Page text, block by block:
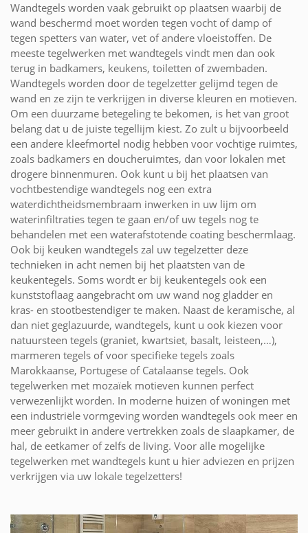
Wandtegels worden vaak gebruikt op plaatsen waarbij de
wand beschermd moet worden tegen vocht of damp of
tegen spetters van water, vet of andere vloeistoffen. De
meeste tegelwerken met wandtegels vindt men dan ook
terug in badkamers, keukens, toiletten of zwembaden.
Wandtegels worden door de tegelzetter gelijmd tegen de
wand en ze zijn te verkrijgen in diverse kleuren en motieven.
Om een duurzame betegeling te bekomen, is het van groot
belang dat u de juiste tegellijm kiest. Zo zult u bijvoorbeeld
een andere kleefmortel nodig hebben voor vochtige ruimtes,
zoals badkamers en doucheruimtes, dan voor lokalen met
drogere binnenmuren. Ook kunt u bij het plaatsen van
vochtbestendige wandtegels nog een extra
waterdichtheidsmembraam inwerken in uw lijm om
waterinfiltraties tegen te gaan en/of uw tegels nog te
behandelen met een waterafstotende coating beschermlaag.
Ook bij keuken wandtegels zal uw tegelzetter deze
technieken in acht nemen bij het plaatsten van de
keukentegels. Soms wordt er bij keukentegels ook een
kunststoflaag aangebracht om uw wand nog gladder en
kras- en stootbestendiger te maken. Naast de keramische, al
dan niet geglazuurde, wandtegels, kunt u ook kiezen voor
natuursteen tegels (graniet, kwartsiet, basalt, leisteen,…),
marmeren tegels of voor specifieke tegels zoals
Marokkaanse, Portugese of Catalaanse tegels. Ook
tegelwerken met mozaïek motieven kunnen perfect
verwezenlijkt worden. In moderne huizen of woningen met
een industriële vormgeving worden wandtegels ook meer en
meer gebruikt in andere vertrekken zoals de slaapkamer, de
hal, de eetkamer of zelfs de living. Voor alle mogelijke
tegelwerken met wandtegels kunt u hier adviezen en prijzen
verkrijgen via uw lokale tegelzetters!